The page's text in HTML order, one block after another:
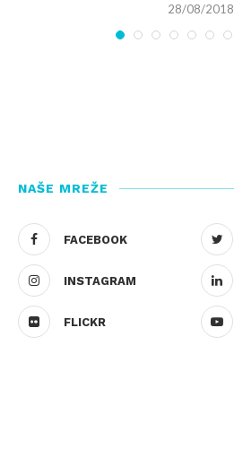
28/08/2018
NAŠE MREŽE
FACEBOOK
INSTAGRAM
FLICKR